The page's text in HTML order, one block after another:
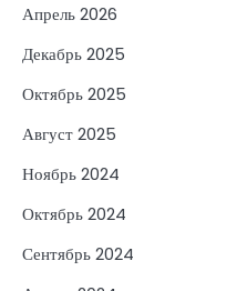
Апрель 2026
Декабрь 2025
Октябрь 2025
Август 2025
Ноябрь 2024
Октябрь 2024
Сентябрь 2024